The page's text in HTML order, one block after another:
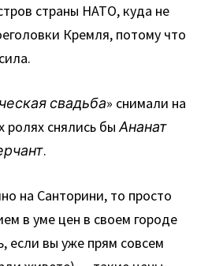
страны НАТО, куда не
Кремля, потому что
свадьба» снимали на
ролях снялись быАнанат
.
на Санторини, то просто
в уме цен в своем городе
если вы уже прям совсем